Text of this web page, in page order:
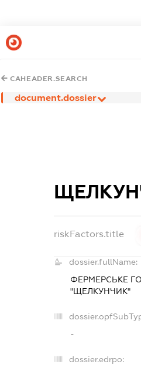
CAHEADER.SEARCH
document.dossier
riskFactors.title
dossier.fullName:
ФЕРМЕРСЬКЕ
"ЩЕЛКУНЧИК"
-
dossier.edrpo: